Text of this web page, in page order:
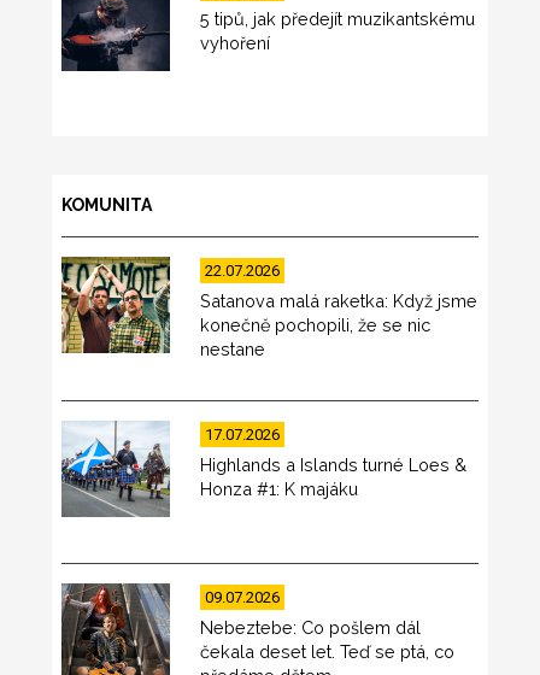
5 tipů, jak předejít muzikantskému
vyhoření
KOMUNITA
22.07.2026
Satanova malá raketka: Když jsme
konečně pochopili, že se nic
nestane
17.07.2026
Highlands a Islands turné Loes &
Honza #1: K majáku
09.07.2026
Nebeztebe: Co pošlem dál
čekala deset let. Teď se ptá, co